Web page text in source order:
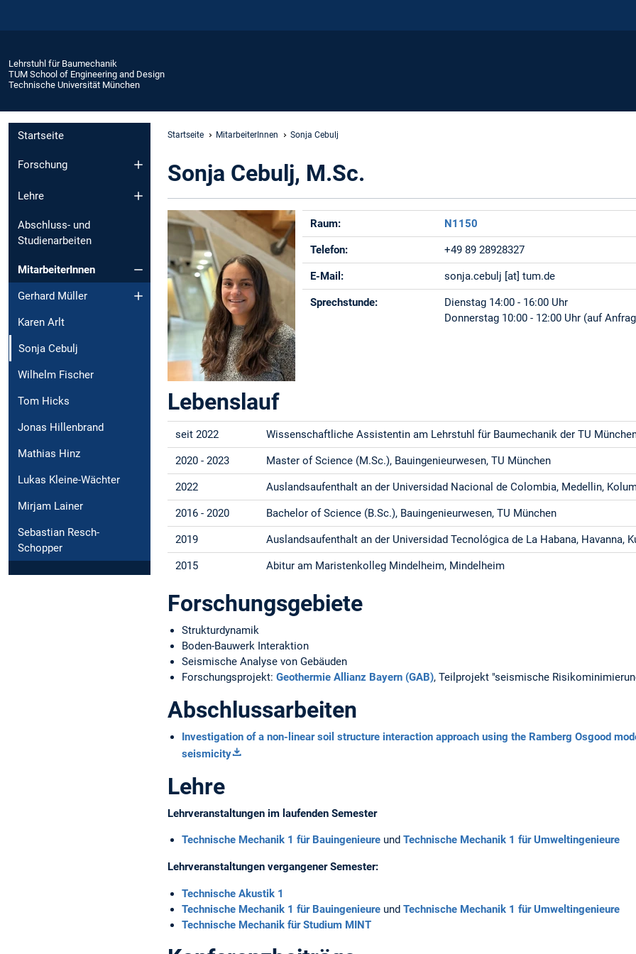
Lehrstuhl für Baumechanik
TUM School of Engineering and Design
Technische Universität München
Startseite
Forschung
Lehre
Abschluss- und
Studienarbeiten
MitarbeiterInnen
Gerhard Müller
Karen Arlt
Sonja Cebulj
Wilhelm Fischer
Tom Hicks
Jonas Hillenbrand
Mathias Hinz
Lukas Kleine-Wächter
Mirjam Lainer
Sebastian Resch-
Schopper
Startseite MitarbeiterInnen Sonja Cebulj
Sonja Cebulj, M.Sc.
Raum: N1150
Telefon: +49 89 28928327
E-Mail: sonja.cebulj [at] tum.de
Sprechstunde:
Dienstag 14:00 - 16:00 Uhr
Donnerstag 10:00 - 12:00 Uhr (auf
Lebenslauf
seit 2022 Wissenschaftliche Assistentin am Lehrstuhl für Baumechanik der TU
2020 - 2023 Master of Science (M.Sc.), Bauingenieurwesen, TU München
2022 Auslandsaufenthalt an der Universidad Nacional de Colombia, Medellin,
2016 - 2020 Bachelor of Science (B.Sc.), Bauingenieurwesen, TU München
2019 Auslandsaufenthalt an der Universidad Tecnológica de La Habana, Havanna,
2015 Abitur am Maristenkolleg Mindelheim, Mindelheim
Forschungsgebiete
Strukturdynamik
Boden-Bauwerk Interaktion
Seismische Analyse von Gebäuden
Forschungsprojekt: Geothermie Allianz Bayern (GAB), Teilprojekt "seismische
Abschlussarbeiten
Investigation of a non-linear soil structure interaction approach using the Ramberg Osgood
seismicity
Lehre
Lehrveranstaltungen im laufenden Semester
Technische Mechanik 1 für Bauingenieure und Technische Mechanik 1 für Umweltingenieure
Lehrveranstaltungen vergangener Semester:
Technische Akustik 1
Technische Mechanik 1 für Bauingenieure und Technische Mechanik 1 für Umweltingenieure
Technische Mechanik für Studium MINT